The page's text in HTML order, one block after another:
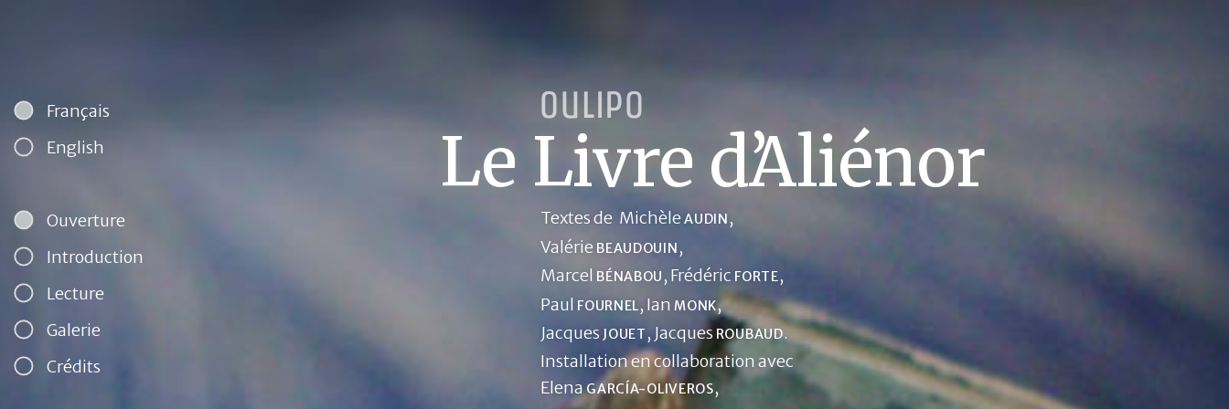
OULIPO
Le Livre d’Aliénor
Textes de MichèleAUDIN
Valérie BEAUDOUIN
Marcel BÉNABOU Frédéric FORTE
Paul FOURNEL IanMONK
Jacques JOUET Jacques ROUBAUD
Installation en collaboration avec
ElenaGARCÍA-OLIVEROS,
LangueFrançais
English
Ouverture
Introduction
Lecture
Galerie
Crédits